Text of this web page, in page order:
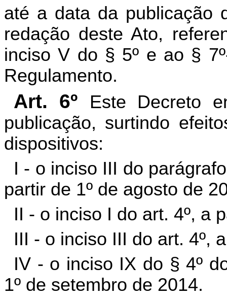
até a data da publicação
redação deste Ato,
inciso V do § 5º e ao §
Regulamento.
Art. 6º
Este Decreto
publicação, surtindo
dispositivos:
I - o inciso III do
partir de 1º de agosto de
II - o inciso I do art. 4º, a
III - o inciso III do art. 4º,
IV - o inciso IX do § 4º
1º de setembro de 2014.